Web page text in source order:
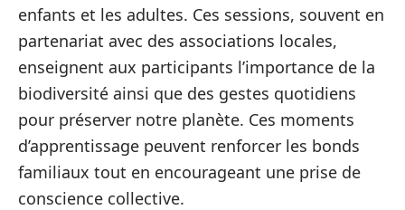
enfants et les adultes. Ces sessions, souvent en
partenariat avec des associations locales,
enseignent aux participants l’importance de la
biodiversité ainsi que des gestes quotidiens
pour préserver notre planète. Ces moments
d’apprentissage peuvent renforcer les bonds
familiaux tout en encourageant une prise de
conscience collective.